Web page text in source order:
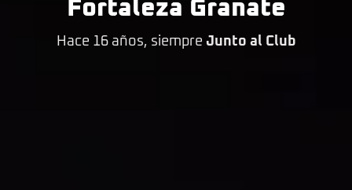
Fortaleza Granate
Hace 16 años, siempre Junto al Club